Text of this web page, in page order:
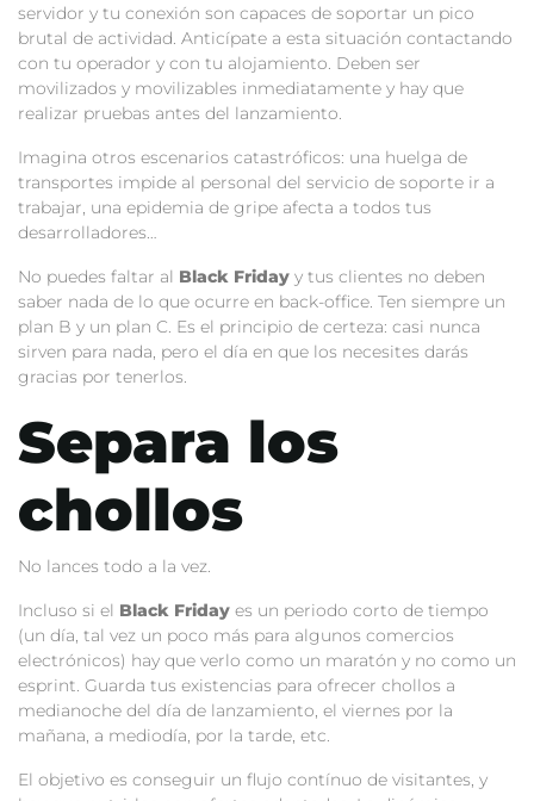
servidor y tu conexión son capaces de soportar un pico
brutal de actividad. Anticípate a esta situación contactando
con tu operador y con tu alojamiento. Deben ser
movilizados y movilizables inmediatamente y hay que
realizar pruebas antes del lanzamiento.
Imagina otros escenarios catastróficos: una huelga de
transportes impide al personal del servicio de soporte ir a
trabajar, una epidemia de gripe afecta a todos tus
desarrolladores…
No puedes faltar al Black Friday y tus clientes no deben
saber nada de lo que ocurre en back-office. Ten siempre un
plan B y un plan C. Es el principio de certeza: casi nunca
sirven para nada, pero el día en que los necesites darás
gracias por tenerlos.
Separa los
chollos
No lances todo a la vez.
Incluso si el Black Friday es un periodo corto de tiempo
(un día, tal vez un poco más para algunos comercios
electrónicos) hay que verlo como un maratón y no como un
esprint. Guarda tus existencias para ofrecer chollos a
medianoche del día de lanzamiento, el viernes por la
mañana, a mediodía, por la tarde, etc.
El objetivo es conseguir un flujo contínuo de visitantes, y